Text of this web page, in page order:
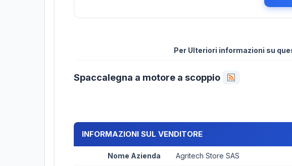
Per Ulteriori informazioni su
Spaccalegna a motore a scoppio
INFORMAZIONI SUL VENDITORE
Nome Azienda Agritech Store SAS